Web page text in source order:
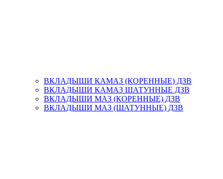
ВКЛАДЫШИ КАМАЗ (КОРЕННЫЕ) ДЗВ
ВКЛАДЫШИ КАМАЗ ШАТУННЫЕ ДЗВ
ВКЛАДЫШИ МАЗ (КОРЕННЫЕ) ДЗВ
ВКЛАДЫШИ МАЗ (ШАТУННЫЕ) ДЗВ